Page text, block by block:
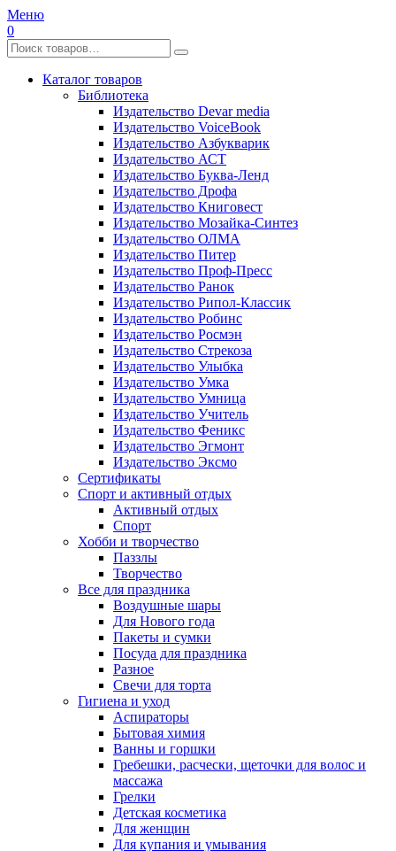
Меню
0
Каталог товаров
Библиотека
Издательство Devar media
Издательство VoiceBook
Издательство Азбукварик
Издательство АСТ
Издательство Буква-Ленд
Издательство Дрофа
Издательство Книговест
Издательство Мозайка-Синтез
Издательство ОЛМА
Издательство Питер
Издательство Проф-Пресс
Издательство Ранок
Издательство Рипол-Классик
Издательство Робинс
Издательство Росмэн
Издательство Стрекоза
Издательство Улыбка
Издательство Умка
Издательство Умница
Издательство Учитель
Издательство Феникс
Издательство Эгмонт
Издательство Эксмо
Сертификаты
Спорт и активный отдых
Активный отдых
Спорт
Хобби и творчество
Паззлы
Творчество
Все для праздника
Воздушные шары
Для Нового года
Пакеты и сумки
Посуда для праздника
Разное
Свечи для торта
Гигиена и уход
Аспираторы
Бытовая химия
Ванны и горшки
Гребешки, расчески, щеточки для волос и
массажа
Грелки
Детская косметика
Для женщин
Для купания и умывания